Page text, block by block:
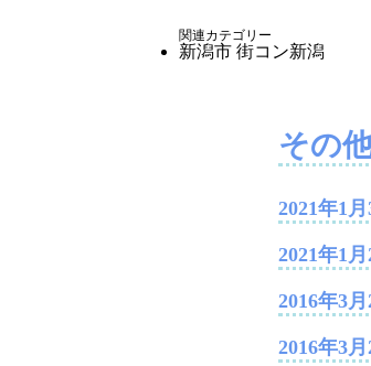
関連カテゴリー
新潟市 街コン新潟
その
2021年1月
2021年1月
2016年3月
2016年3月